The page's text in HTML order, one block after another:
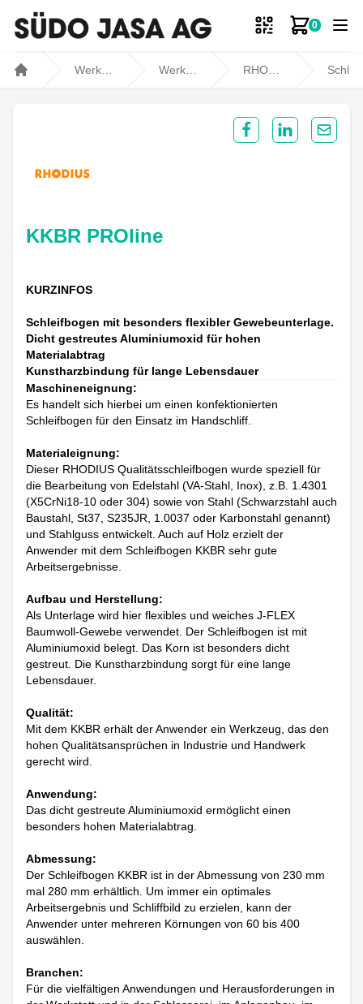
0
Zum
KKBR PROline
KURZINFOS
Schleifbogen mit besonders flexibler Gewebeunterlage.
Dicht gestreutes Aluminiumoxid für hohen
Materialabtrag
Kunstharzbindung für lange Lebensdauer
Maschineneignung:
Es handelt sich hierbei um einen konfektionierten
Schleifbogen für den Einsatz im Handschliff.
Materialeignung:
Dieser RHODIUS Qualitätsschleifbogen wurde speziell für
die Bearbeitung von Edelstahl (VA-Stahl, Inox), z.B. 1.4301
(X5CrNi18-10 oder 304) sowie von Stahl (Schwarzstahl auch
Baustahl, St37, S235JR, 1.0037 oder Karbonstahl genannt)
und Stahlguss entwickelt. Auch auf Holz erzielt der
Anwender mit dem Schleifbogen KKBR sehr gute
Arbeitsergebnisse.
Aufbau und Herstellung:
Als Unterlage wird hier flexibles und weiches J-FLEX
Baumwoll-Gewebe verwendet. Der Schleifbogen ist mit
Aluminiumoxid belegt. Das Korn ist besonders dicht
gestreut. Die Kunstharzbindung sorgt für eine lange
Lebensdauer.
Qualität:
Mit dem KKBR erhält der Anwender ein Werkzeug, das den
hohen Qualitätsansprüchen in Industrie und Handwerk
gerecht wird.
Anwendung:
Das dicht gestreute Aluminiumoxid ermöglicht einen
besonders hohen Materialabtrag.
Abmessung:
Der Schleifbogen KKBR ist in der Abmessung von 230 mm
mal 280 mm erhältlich. Um immer ein optimales
Arbeitsergebnis und Schliffbild zu erzielen, kann der
Anwender unter mehreren Körnungen von 60 bis 400
auswählen.
Branchen:
Für die vielfältigen Anwendungen und Herausforderungen in
Share on Facebook
Share onShare